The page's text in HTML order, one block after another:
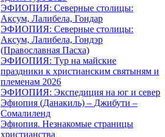
ЭФИОПИЯ: Северные столицы:
Аксум, Лалибела, Гондар
ЭФИОПИЯ: Северные столицы:
Аксум, Лалибела, Гондэр
(Православная Пасха)
ЭФИОПИЯ: Тур на майские
праздники к христианским святыням и
племенам 2026
ЭФИОПИЯ: Экспедиция на юг и север
Эфиопия (Данакиль) – Джибути –
Cомалиленд
Эфиопия. Незнакомые страницы
христианства